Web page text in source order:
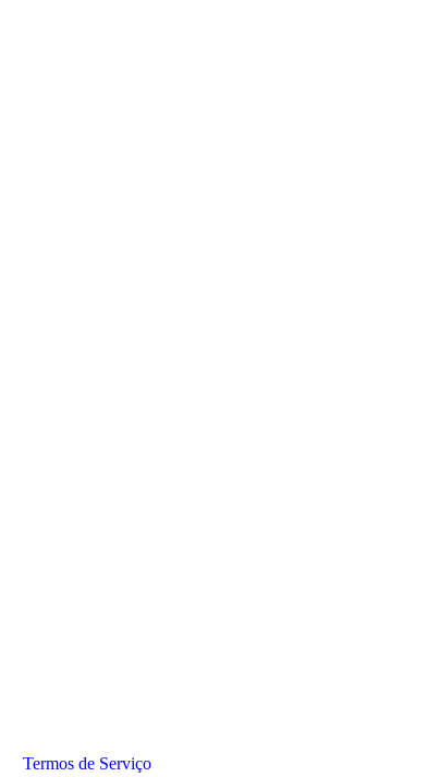
Termos de Serviço